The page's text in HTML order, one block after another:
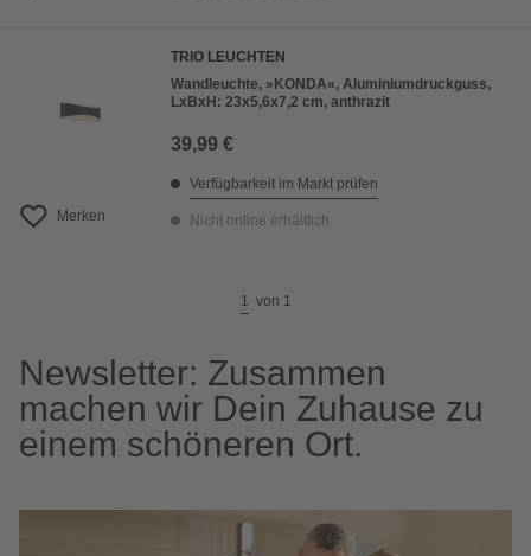
Merken
TRIO LEUCHTEN
Wandleuchte, »KONDA«, Aluminiumdruckguss,
LxBxH: 23x5,6x7,2 cm, anthrazit
39,99 €
Verfügbarkeit im Markt prüfen
Nicht online erhältlich
1 von 1
Newsletter: Zusammen
machen wir Dein Zuhause zu
einem schöneren Ort.